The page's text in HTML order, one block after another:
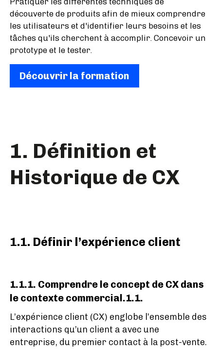
découverte de produits afin de mieux comprendre
les utilisateurs et d'identifier leurs besoins et les
tâches qu'ils cherchent à accomplir. Concevoir un
prototype et le tester.
Découvrir la formation
1. Définition et
Historique de CX
1.1. Définir l’expérience client
1.1.1. Comprendre le concept de CX dans
le contexte commercial.1.1.
L’expérience client (CX) englobe l’ensemble des
interactions qu’un client a avec une
entreprise, du premier contact à la post-vente.